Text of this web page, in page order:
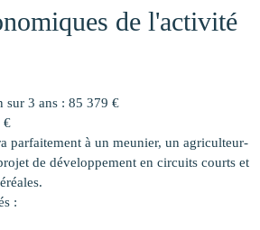
de l'activité
sur 3 ans : 85 379 €
€
parfaitement à un meunier, un agriculteur-
de développement en circuits courts et
: